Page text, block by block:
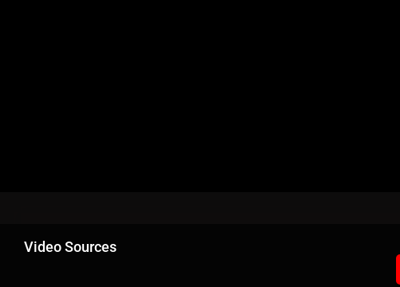
Video Sources